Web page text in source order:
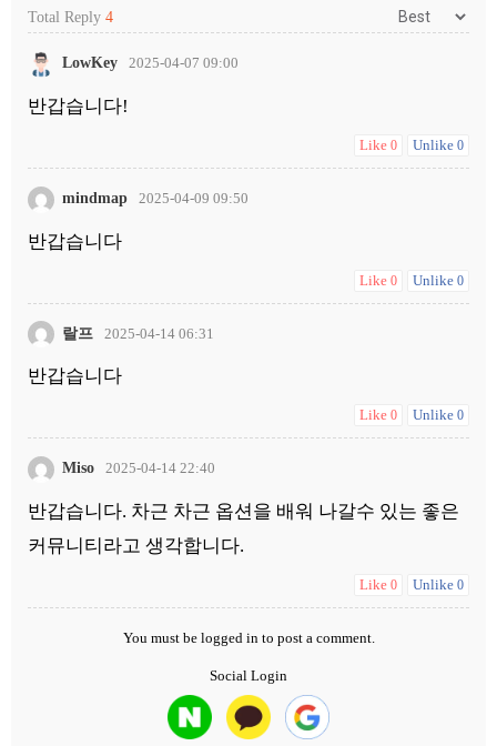
Total Reply 4
LowKey 2025-04-07 09:00
반갑습니다!
Like 0 Unlike 0
mindmap 2025-04-09 09:50
반갑습니다
Like 0 Unlike 0
랄프 2025-04-14 06:31
반갑습니다
Like 0 Unlike 0
Miso 2025-04-14 22:40
반갑습니다. 차근 차근 옵션을 배워 나갈수 있는 좋은
커뮤니티라고 생각합니다.
Like 0 Unlike 0
You must be logged into post a comment.
Social Login